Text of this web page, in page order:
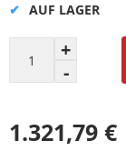
1.321,79 €
AUF LAGER